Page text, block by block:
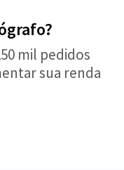
mil pedidos
sua renda